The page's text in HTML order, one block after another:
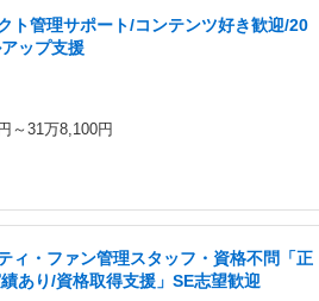
ト管理サポート/コンテンツ好き歓迎/20
ップ支援
～31万8,100円
ィ・ファン管理スタッフ・資格不問「正
あり/資格取得支援」SE志望歓迎